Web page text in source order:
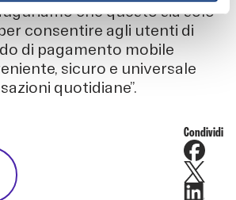
che questo sia solo
consentire agli utenti di
di pagamento mobile
sicuro e universale
quotidiane”.
Condividi